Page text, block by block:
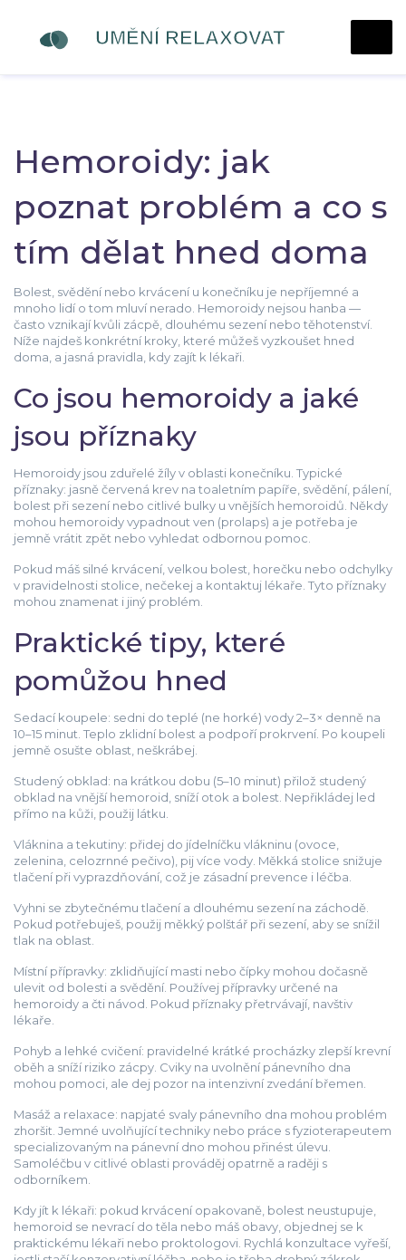
Hemoroidy: jak
poznat problém a co s
tím dělat hned doma
Bolest, svědění nebo krvácení u konečníku je nepříjemné a
mnoho lidí o tom mluví nerado. Hemoroidy nejsou hanba —
často vznikají kvůli zácpě, dlouhému sezení nebo těhotenství.
Níže najdeš konkrétní kroky, které můžeš vyzkoušet hned
doma, a jasná pravidla, kdy zajít k lékaři.
Co jsou hemoroidy a jaké
jsou příznaky
Hemoroidy jsou zduřelé žíly v oblasti konečníku. Typické
příznaky: jasně červená krev na toaletním papíře, svědění, pálení,
bolest při sezení nebo citlivé bulky u vnějších hemoroidů. Někdy
mohou hemoroidy vypadnout ven (prolaps) a je potřeba je
jemně vrátit zpět nebo vyhledat odbornou pomoc.
Pokud máš silné krvácení, velkou bolest, horečku nebo odchylky
v pravidelnosti stolice, nečekej a kontaktuj lékaře. Tyto příznaky
mohou znamenat i jiný problém.
Praktické tipy, které
pomůžou hned
Sedací koupele: sedni do teplé (ne horké) vody 2–3× denně na
10–15 minut. Teplo zklidní bolest a podpoří prokrvení. Po koupeli
jemně osušte oblast, neškrábej.
Studený obklad: na krátkou dobu (5–10 minut) přilož studený
obklad na vnější hemoroid, sníží otok a bolest. Nepřikládej led
přímo na kůži, použij látku.
Vláknina a tekutiny: přidej do jídelníčku vlákninu (ovoce,
zelenina, celozrnné pečivo), pij více vody. Měkká stolice snižuje
tlačení při vyprazdňování, což je zásadní prevence i léčba.
Vyhni se zbytečnému tlačení a dlouhému sezení na záchodě.
Pokud potřebuješ, použij měkký polštář při sezení, aby se snížil
tlak na oblast.
Místní přípravky: zklidňující masti nebo čípky mohou dočasně
ulevit od bolesti a svědění. Používej přípravky určené na
hemoroidy a čti návod. Pokud příznaky přetrvávají, navštiv
lékaře.
Pohyb a lehké cvičení: pravidelné krátké procházky zlepší krevní
oběh a sníží riziko zácpy. Cviky na uvolnění pánevního dna
mohou pomoci, ale dej pozor na intenzivní zvedání břemen.
Masáž a relaxace: napjaté svaly pánevního dna mohou problém
zhoršit. Jemné uvolňující techniky nebo práce s fyzioterapeutem
specializovaným na pánevní dno mohou přinést úlevu.
Samoléčbu v citlivé oblasti prováděj opatrně a raději s
odborníkem.
Kdy jít k lékaři: pokud krvácení opakovaně, bolest neustupuje,
hemoroid se nevrací do těla nebo máš obavy, objednej se k
praktickému lékaři nebo proktologovi. Rychlá konzultace vyřeší,